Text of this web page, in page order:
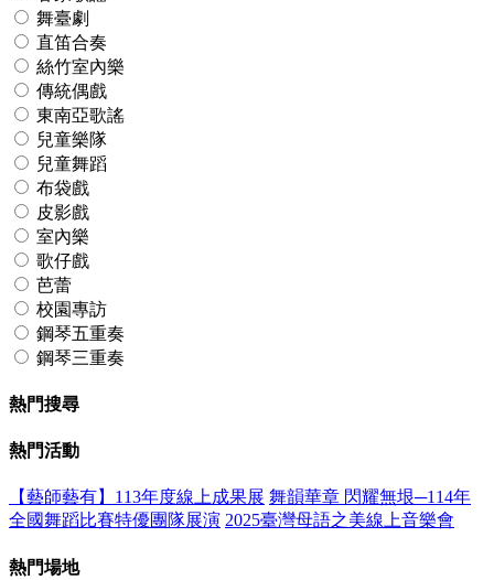
舞臺劇
直笛合奏
絲竹室內樂
傳統偶戲
東南亞歌謠
兒童樂隊
兒童舞蹈
布袋戲
皮影戲
室內樂
歌仔戲
芭蕾
校園專訪
鋼琴五重奏
鋼琴三重奏
熱門搜尋
熱門活動
【藝師藝有】113年度線上成果展 舞韻華章 閃耀無垠─114年
全國舞蹈比賽特優團隊展演 2025臺灣母語之美線上音樂會
熱門場地